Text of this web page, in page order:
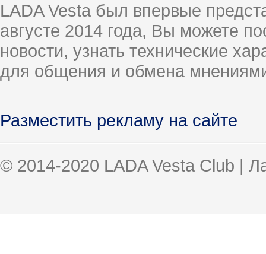
LADA Vesta был впервые
августе 2014 года, Вы можете
новости, узнать технические
для общения и обмена
Разместить рекламу на сайте
© 2014-2020 LADA Vesta Club |